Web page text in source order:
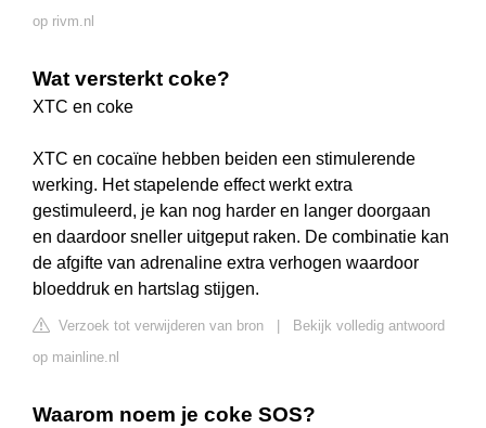
op rivm.nl
Wat versterkt coke?
XTC en coke
XTC en cocaïne hebben beiden een stimulerende
werking. Het stapelende effect werkt extra
gestimuleerd, je kan nog harder en langer doorgaan
en daardoor sneller uitgeput raken. De combinatie kan
de afgifte van adrenaline extra verhogen waardoor
bloeddruk en hartslag stijgen.
Verzoek tot verwijderen van bron
Bekijk volledig antwoord
op mainline.nl
Waarom noem je coke SOS?